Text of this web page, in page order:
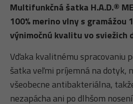
Multifunkčná šatka H.A.D.®
100% merino vlny s gramážou
výnimočnú kvalitu vo sviežich
Vďaka kvalitnému spracovaniu
šatka veľmi príjemná na dotyk,
všeobecne antibakteriálna,
nezapácha ani po dlhšom